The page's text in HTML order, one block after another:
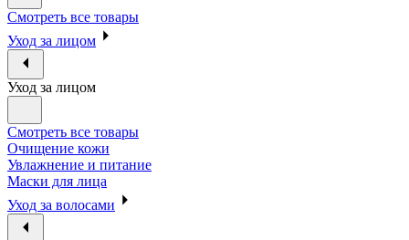
Смотреть все товары
Уход за лицом
Уход за лицом
Смотреть все товары
Очищение кожи
Увлажнение и питание
Маски для лица
Уход за волосами